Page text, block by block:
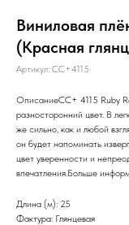
Виниловая
(Красная
Артикул: CC+4115
ОписаниеCC+ 4115 Ruby
разносторонний цвет. В
же сильно, как и любой
он будет напоминать
цвет уверенности и
впечатления.Больше
Длина (м): 25
Фактура: Глянцевая